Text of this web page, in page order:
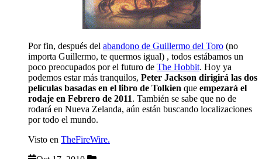
Por fin, después del abandono de Guillermo del Toro (no
importa Guillermo, te quermos igual) , todos estábamos un
poco preocupados por el futuro de The Hobbit. Hoy ya
podemos estar más tranquilos, Peter Jackson dirigirá las dos
películas basadas en el libro de Tolkien que empezará el
rodaje en Febrero de 2011. También se sabe que no de
rodará en Nueva Zelanda, aún están buscando localizaciones
por todo el mundo.
Visto en TheFireWire.